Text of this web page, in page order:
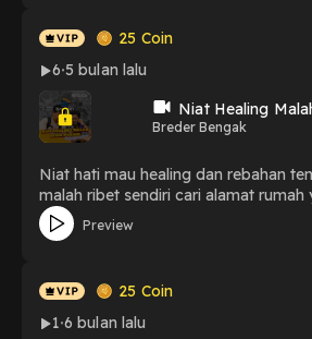
aja kejadian tak terduga!😆
25 Coin
6 5 bulan lalu
Niat Healing
Breder Bengak
Niat hati mau healing dan rebahan
malah ribet sendiri cari alamat rumah
nyaman banget. Ketemu orang,
zonk! Pas ketemu lagi dan dianterin
kejadian yang bikin mereka bengong
Preview
25 Coin
1 6 bulan lalu